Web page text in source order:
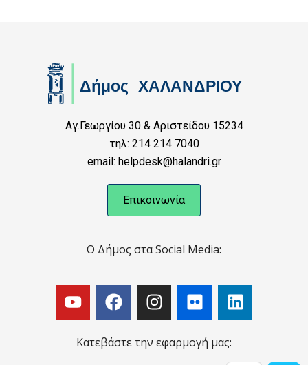
Αγ.Γεωργίου 30 & Αριστείδου 15234
τηλ: 214 214 7040
email: helpdesk@halandri.gr
Επικοινωνία
Ο Δήμος στα Social Media:
Κατεβάστε την εφαρμογή μας: